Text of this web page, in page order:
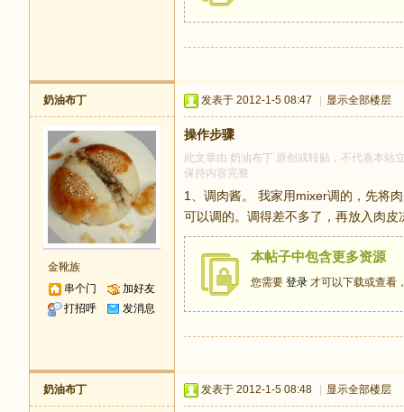
奶油布丁
金靴族
串个门
加好友
打招呼
发消息
发表于 2012-1-5 08:47 显示全部楼层
操作步骤
此文章由 奶油布丁 原创或转贴，不代表本站
保持内容完整
1、调肉酱。 我家用mixer调的，先将
可以调的。调得差不多了，再放入肉
本帖子中包含更多资源
您需要 登录 才可以下载或查看
奶油布丁 发表于 2012-1-5 08:48 显示全部楼层